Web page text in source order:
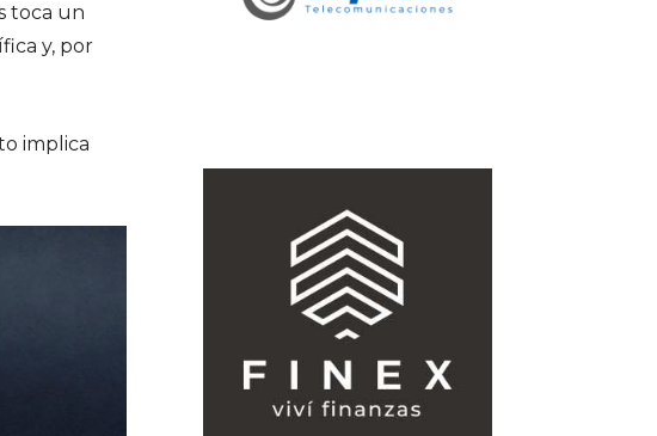
toca un
y, por
implica